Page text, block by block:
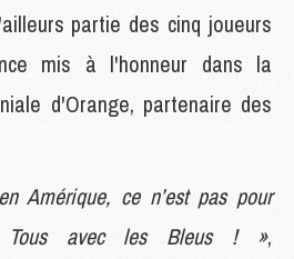
partie des cinq joueurs
mis à l'honneur dans la
d'Orange, partenaire des
Amérique, ce n’est pas pour
Tous avec les Bleus ! »,